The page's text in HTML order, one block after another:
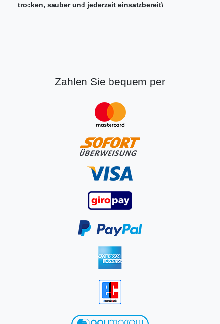
trocken, sauber und jederzeit einsatzbereit\
Zahlen Sie bequem per